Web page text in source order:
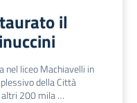
il
nel liceo Machiavelli in
della Città
altri 200 mila …